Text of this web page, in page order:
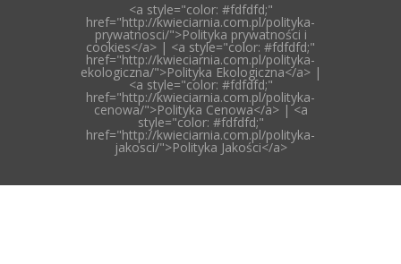
<a style="color: #fdfdfd;"
href="http://kwieciarnia.com.pl/polityka-
prywatnosci/">Polityka prywatności i
cookies</a> | <a style="color: #fdfdfd;"
href="http://kwieciarnia.com.pl/polityka-
ekologiczna/">Polityka Ekologiczna</a> |
<a style="color: #fdfdfd;"
href="http://kwieciarnia.com.pl/polityka-
cenowa/">Polityka Cenowa</a> | <a
style="color: #fdfdfd;"
href="http://kwieciarnia.com.pl/polityka-
jakosci/">Polityka Jakości</a>